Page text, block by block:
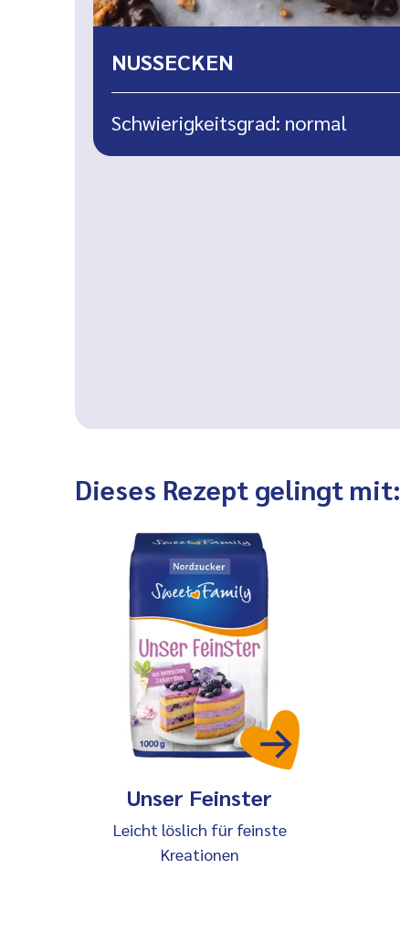
NUSSECKEN
Schwierigkeitsgrad: normal
Dieses Rezept gelingt mit:
Unser Feinster
Leicht löslich für feinste
Kreationen